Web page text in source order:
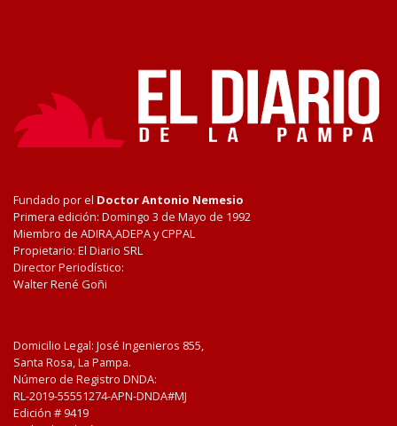
Fundado por el Doctor Antonio Nemesio
Primera edición: Domingo 3 de Mayo de 1992
Miembro de ADIRA,ADEPA y CPPAL
Propietario: El Diario SRL
Director Periodístico:
Walter René Goñi
Domicilio Legal: José Ingenieros 855,
Santa Rosa, La Pampa.
Número de Registro DNDA:
RL-2019-55551274-APN-DNDA#MJ
Edición # 9419